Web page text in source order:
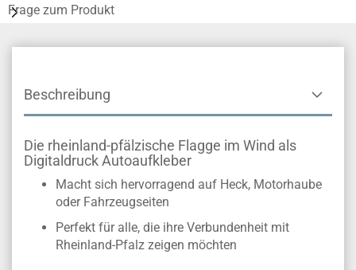
Frage zum Produkt
Beschreibung
Die rheinland-pfälzische Flagge im Wind als
Digitaldruck Autoaufkleber
Macht sich hervorragend auf Heck, Motorhaube
oder Fahrzeugseiten
Perfekt für alle, die ihre Verbundenheit mit
Rheinland-Pfalz zeigen möchten